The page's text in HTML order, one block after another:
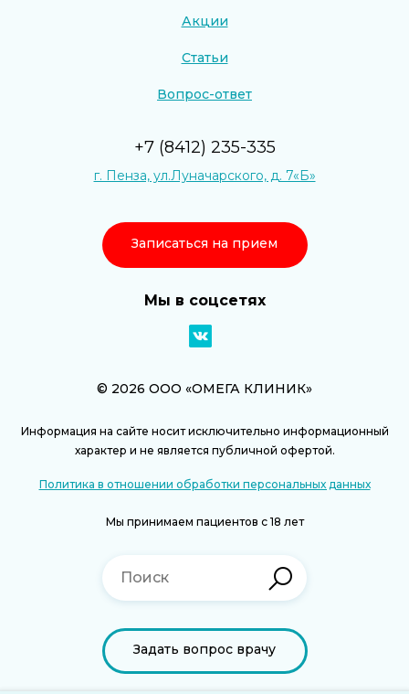
© 2026 ООО «ОМЕГА КЛИНИК»
Информация на сайте носит исключительно информационный
характер и не является публичной офертой.
Политика в отношении обработки персональных данных
Мы принимаем пациентов с 18 лет
+7 (8412) 235-335
г. Пенза, ул.Луначарского, д. 7«Б»
Записаться на прием
Акции
Статьи
Вопрос-ответ
Мы в соцсетях
Задать вопрос врачу